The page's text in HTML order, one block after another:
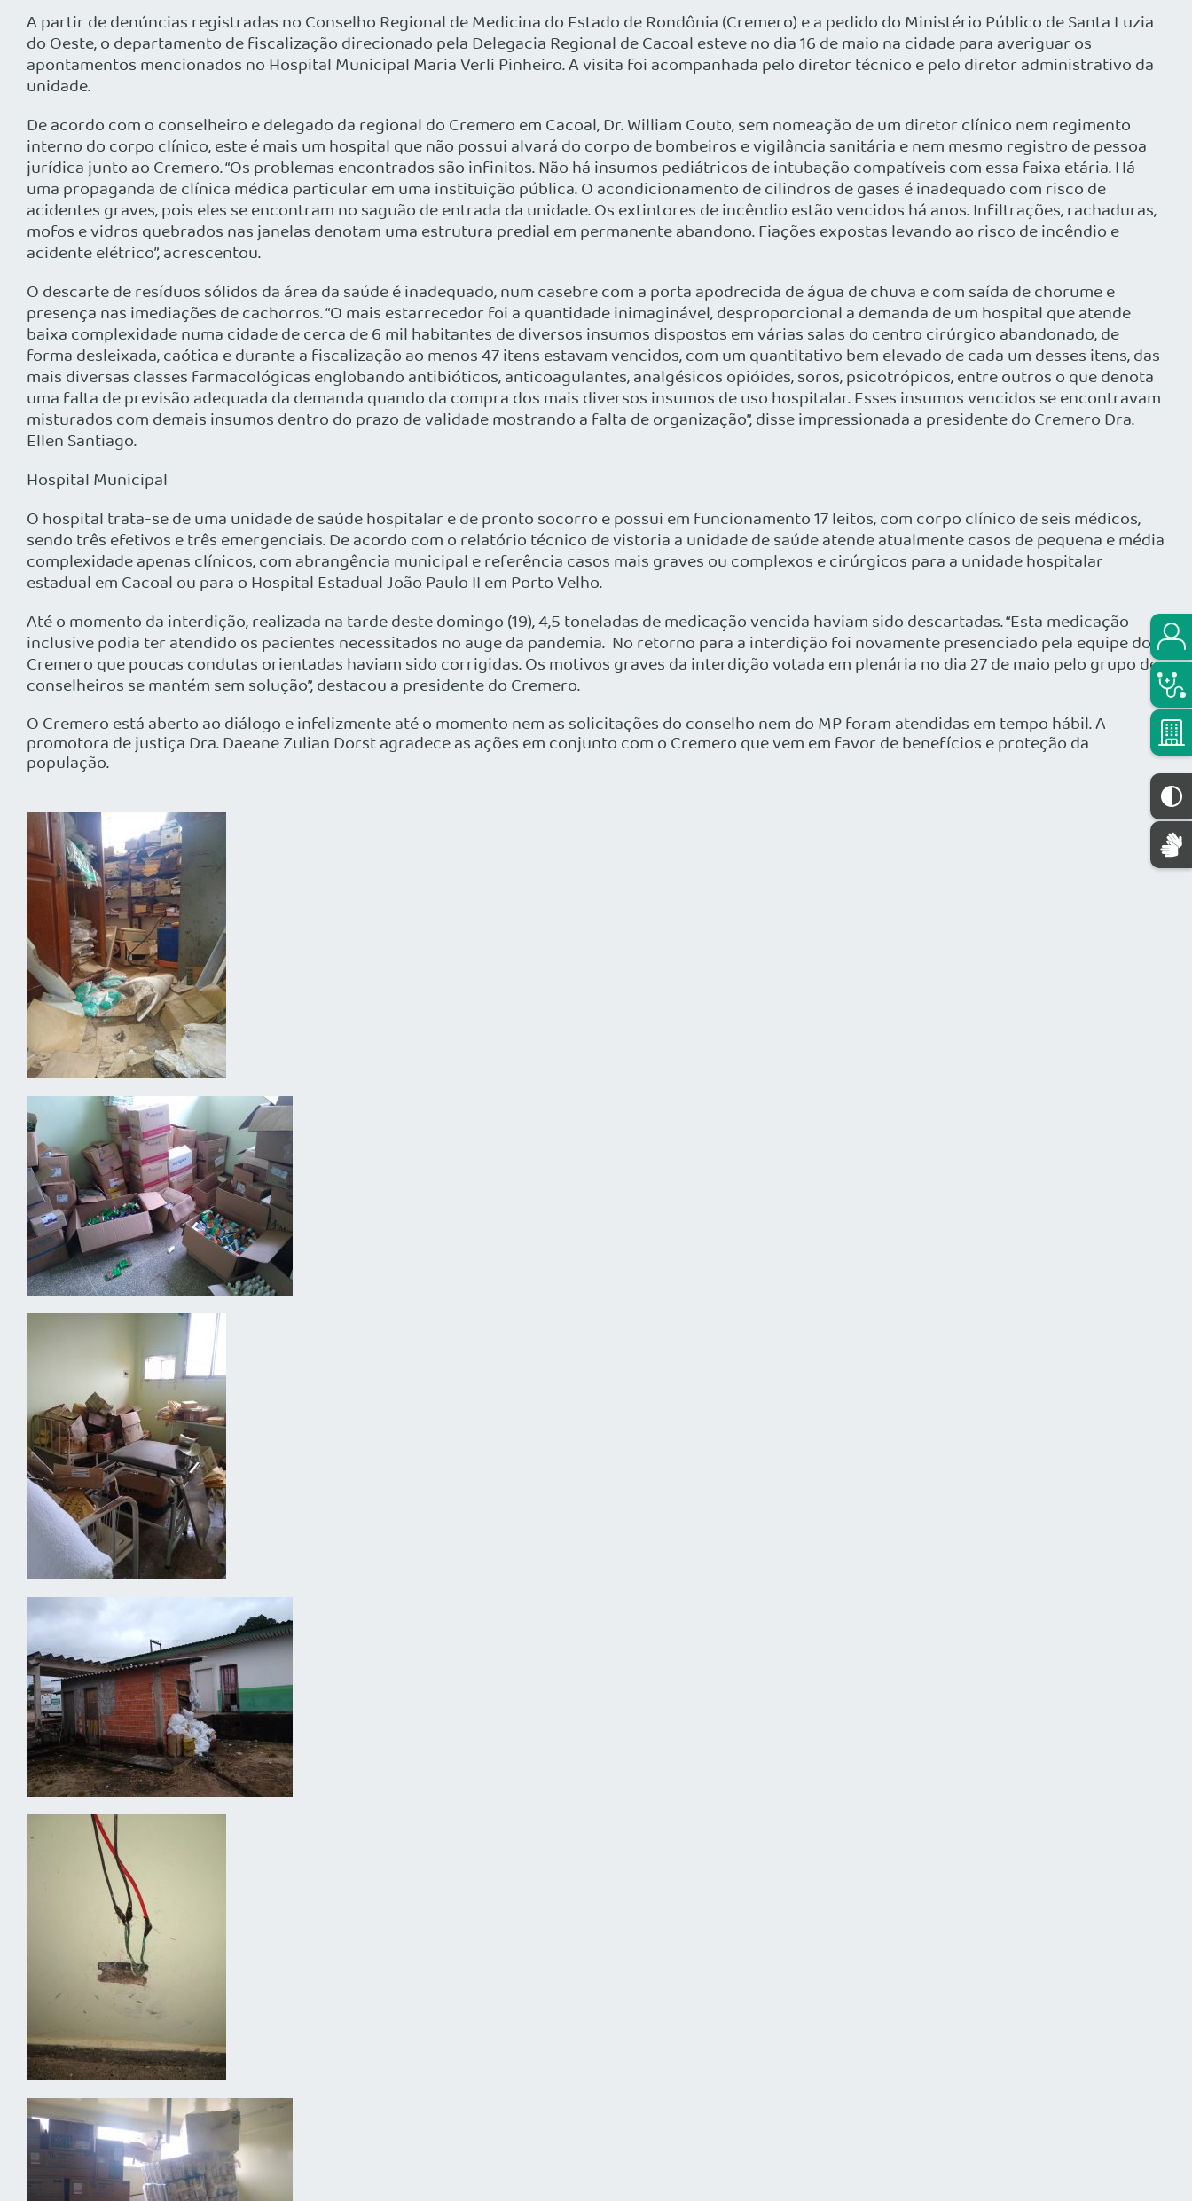
A partir de denúncias registradas no Conselho Regional de Medicina do Estado de Rondônia (Cremero) e a pedido do Ministério Público de Santa Luzia
do Oeste, o departamento de fiscalização direcionado pela Delegacia Regional de Cacoal esteve no dia 16 de maio na cidade para averiguar os
apontamentos mencionados no Hospital Municipal Maria Verli Pinheiro. A visita foi acompanhada pelo diretor técnico e pelo diretor administrativo da
unidade.
De acordo com o conselheiro e delegado da regional do Cremero em Cacoal, Dr. William Couto, sem nomeação de um diretor clínico nem regimento
interno do corpo clínico, este é mais um hospital que não possui alvará do corpo de bombeiros e vigilância sanitária e nem mesmo registro de pessoa
jurídica junto ao Cremero. “Os problemas encontrados são infinitos. Não há insumos pediátricos de intubação compatíveis com essa faixa etária. Há
uma propaganda de clínica médica particular em uma instituição pública. O acondicionamento de cilindros de gases é inadequado com risco de
acidentes graves, pois eles se encontram no saguão de entrada da unidade. Os extintores de incêndio estão vencidos há anos. Infiltrações, rachaduras,
mofos e vidros quebrados nas janelas denotam uma estrutura predial em permanente abandono. Fiações expostas levando ao risco de incêndio e
acidente elétrico”, acrescentou.
O descarte de resíduos sólidos da área da saúde é inadequado, num casebre com a porta apodrecida de água de chuva e com saída de chorume e
presença nas imediações de cachorros. “O mais estarrecedor foi a quantidade inimaginável, desproporcional a demanda de um hospital que atende
baixa complexidade numa cidade de cerca de 6 mil habitantes de diversos insumos dispostos em várias salas do centro cirúrgico abandonado, de
forma desleixada, caótica e durante a fiscalização ao menos 47 itens estavam vencidos, com um quantitativo bem elevado de cada um desses itens, das
mais diversas classes farmacológicas englobando antibióticos, anticoagulantes, analgésicos opióides, soros, psicotrópicos, entre outros o que denota
uma falta de previsão adequada da demanda quando da compra dos mais diversos insumos de uso hospitalar. Esses insumos vencidos se encontravam
misturados com demais insumos dentro do prazo de validade mostrando a falta de organização”, disse impressionada a presidente do Cremero Dra.
Ellen Santiago.
Hospital Municipal
O hospital trata-se de uma unidade de saúde hospitalar e de pronto socorro e possui em funcionamento 17 leitos, com corpo clínico de seis médicos,
sendo três efetivos e três emergenciais. De acordo com o relatório técnico de vistoria a unidade de saúde atende atualmente casos de pequena e média
complexidade apenas clínicos, com abrangência municipal e referência casos mais graves ou complexos e cirúrgicos para a unidade hospitalar
estadual em Cacoal ou para o Hospital Estadual João Paulo II em Porto Velho.
Até o momento da interdição, realizada na tarde deste domingo (19), 4,5 toneladas de medicação vencida haviam sido descartadas. “Esta medicação
inclusive podia ter atendido os pacientes necessitados no auge da pandemia. No retorno para a interdição foi novamente presenciado pela equipe do
Cremero que poucas condutas orientadas haviam sido corrigidas. Os motivos graves da interdição votada em plenária no dia 27 de maio pelo grupo de
conselheiros se mantém sem solução”, destacou a presidente do Cremero.
O Cremero está aberto ao diálogo e infelizmente até o momento nem as solicitações do conselho nem do MP foram atendidas em tempo hábil. A
promotora de justiça Dra. Daeane Zulian Dorst agradece as ações em conjunto com o Cremero que vem em favor de benefícios e proteção da
população.